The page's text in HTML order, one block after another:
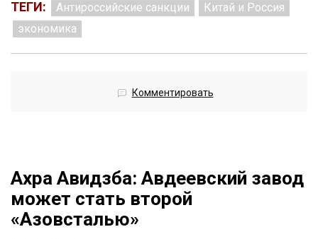
ТЕГИ: Антироссийские санкции
Китай и Россия
экономика
Комментировать
Ахра Авидзба: Авдеевский завод
может стать второй
«Азовсталью»